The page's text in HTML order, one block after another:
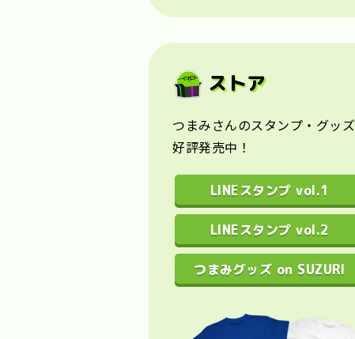
ストア
つまみさんのスタンプ・グッズ
好評発売中！
LINEスタンプ vol.1
LINEスタンプ vol.2
つまみグッズ on SUZURI